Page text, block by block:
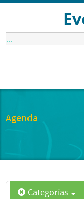
...
Agenda
Categorías
1:00 am
6:00 am